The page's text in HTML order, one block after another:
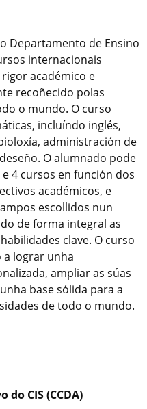
Departamento de Ensino
internacionais
académico e
recoñecido polas
o mundo. O curso
incluíndo inglés,
administración de
O alumnado pode
4 cursos en función dos
académicos, e
escollidos nun
de forma integral as
clave. O curso
a lograr unha
ampliar as súas
base sólida para a
de todo o mundo.
do CIS (CCDA)